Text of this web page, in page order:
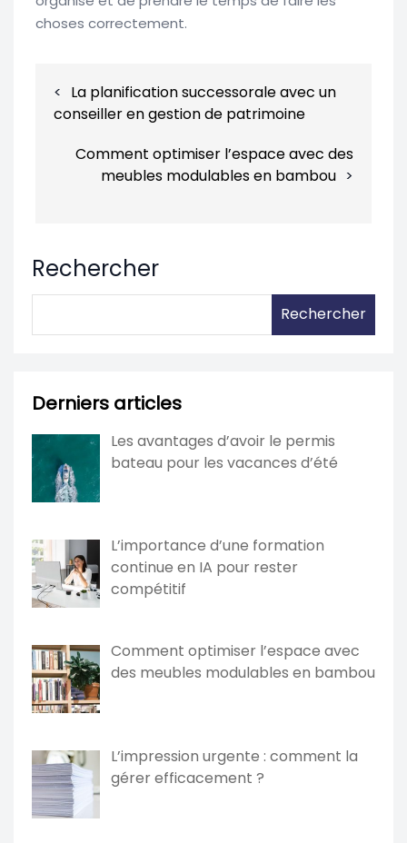
choses correctement.
l’article
La planification successorale avec un
conseiller en gestion de patrimoine
Comment optimiser l’espace avec des
meubles modulables en bambou
Rechercher
Rechercher
Derniers articles
Les avantages d’avoir le permis
bateau pour les vacances d’été
L’importance d’une formation
continue en IA pour rester
compétitif
Comment optimiser l’espace avec
des meubles modulables en bambou
L’impression urgente : comment la
gérer efficacement ?